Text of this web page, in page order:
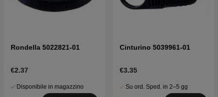
Rondella 5022821-01
€2.37
Disponibile in magazzino
Cinturino 5039961-01
€3.35
Su ord. Sped. in 2–5 gg